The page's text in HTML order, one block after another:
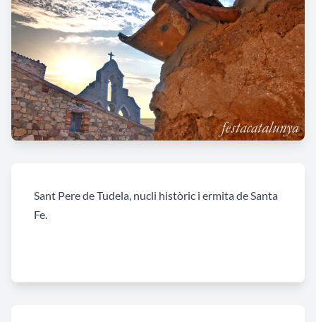
Sant Pere de Tudela, nucli històric i ermita de Santa
Fe.